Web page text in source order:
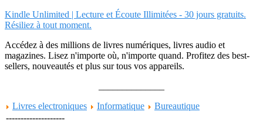
Kindle Unlimited | Lecture et Écoute Illimitées - 30 jours gratuits.
Résiliez à tout moment.
Accédez à des millions de livres numériques, livres audio et
magazines. Lisez n'importe où, n'importe quand. Profitez des best-
sellers, nouveautés et plus sur tous vos appareils.
Livres electroniques
Informatique
Bureautique
--------------------